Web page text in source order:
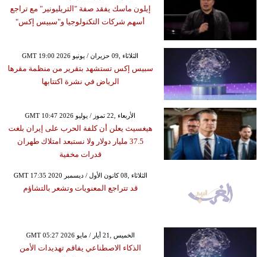
إيلون ماسك يفقد صفة "التريليونير" مع تراجع
أسهم شركات التكنولوجيا و"سبيس إكس"
GMT 19:00 2026 الثلاثاء ,09 حزيران / يونيو
سبيس إكس تستشهد بتقرير من منظمة مقرها
الرياض في نشرة اكتتابها
GMT 10:47 2026 الأربعاء ,22 تموز / يوليو
هيغسيث يعلن أن كلفة الحرب على إيران بلغت
37.5 مليار دولار ولا نستبعد امتلاك طهران
قدرات مخفية
GMT 17:35 2020 الثلاثاء ,08 كانون الأول / ديسمبر
قد تتراجع المعنويات وتشعر بالتشاؤم
GMT 05:27 2026 الخميس ,21 أيار / مايو
الذكاء الاصطناعي يفاقم تهديدات الأمن